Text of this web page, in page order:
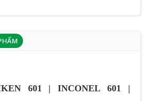
601 | INCONEL 601 |